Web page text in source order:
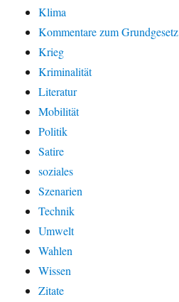
Klima
Kommentare zum Grundgesetz
Krieg
Kriminalität
Literatur
Mobilität
Politik
Satire
soziales
Szenarien
Technik
Umwelt
Wahlen
Wissen
Zitate